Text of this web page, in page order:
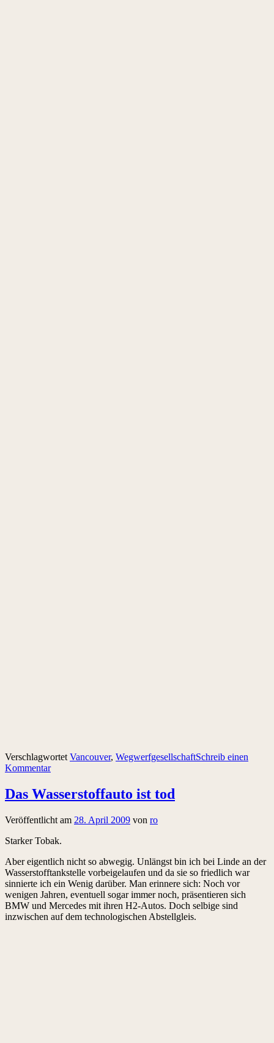
Verschlagwortet Vancouver, WegwerfgesellschaftSchreib einen
Kommentar
Das Wasserstoffauto ist tod
Veröffentlicht am 28. April 2009 von ro
Starker Tobak.
Aber eigentlich nicht so abwegig. Unlängst bin ich bei Linde an der
Wasserstofftankstelle vorbeigelaufen und da sie so friedlich war
sinnierte ich ein Wenig darüber. Man erinnere sich: Noch vor
wenigen Jahren, eventuell sogar immer noch, präsentieren sich
BMW und Mercedes mit ihren H2-Autos. Doch selbige sind
inzwischen auf dem technologischen Abstellgleis.